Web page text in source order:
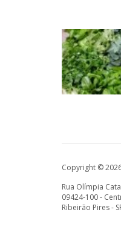
Copyright ©
Rua Olímpia
09424-100 -
Ribeirão Pires -